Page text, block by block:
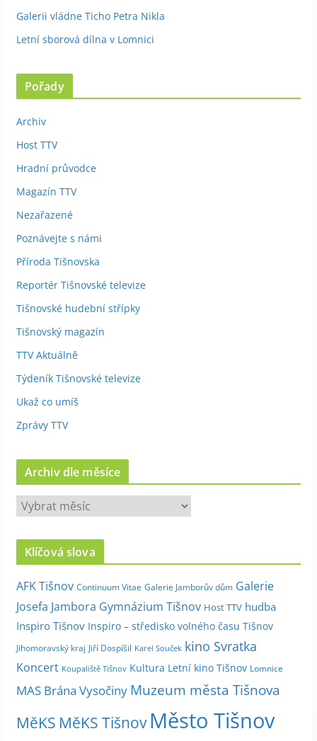
Galerii vládne Ticho Petra Nikla
Letní sborová dílna v Lomnici
Pořady
Archiv
Host TTV
Hradní průvodce
Magazín TTV
Nezařazené
Poznávejte s námi
Příroda Tišnovska
Reportér Tišnovské televize
Tišnovské hudební střípky
Tišnovský magazín
TTV Aktuálně
Týdeník Tišnovské televize
Ukaž co umíš
Zprávy TTV
Archiv dle měsíce
A
r
c
v
d
l
e
m
s
í
Klíčová slova
AFK Tišnov Continuum Vitae Galerie Jamborův dům Galerie
Josefa Jambora Gymnázium Tišnov Host TTV hudba
Inspiro Tišnov Inspiro – středisko volného času Tišnov
Jihomoravský kraj Jiří Dospíšil Karel Souček kino Svratka
Koncert Koupaliště Tišnov Kultura Letní kino Tišnov Lomnice
MAS Brána Vysočiny Muzeum města Tišnova
MěKS MěKS Tišnov Město Tišnov